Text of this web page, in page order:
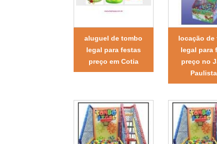
aluguel de tombo
legal para festas
preço em Cotia
locação de
legal para
preço no